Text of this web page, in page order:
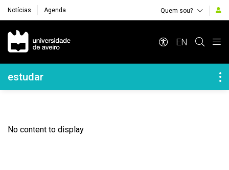
Notícias Agenda Quem sou?
Navegação Principal
EN
Navegação Lateral
estudar
No content to display